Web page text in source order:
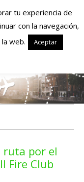
en
en
ruta por el
Fire Club
tu experiencia de
con la navegación,
web.
Aceptar